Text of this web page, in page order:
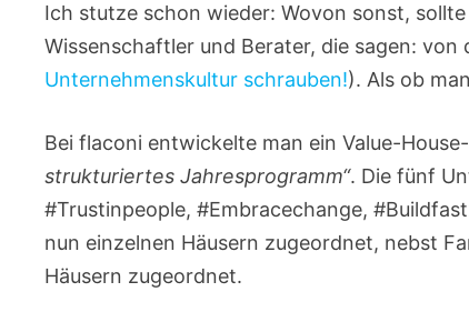
Ich stutze schon wieder: Wovon sonst,
Wissenschaftler und Berater, die sagen: von
Unternehmenskultur schrauben!). Als ob
Bei flaconi entwickelte man ein Value-
strukturiertes Jahresprogramm“. Die fünf
#Trustinpeople, #Embracechange,
nun einzelnen Häusern zugeordnet, nebst
Häusern zugeordnet.